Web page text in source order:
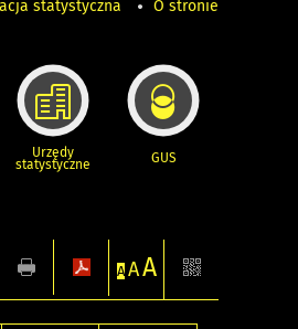
statystyczna O stronie
Urzędy
statystyczne GUS
A AA